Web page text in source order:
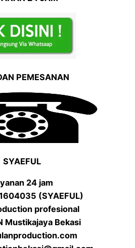
PEMESANAN
SYAEFUL
24 jam
(SYAEFUL)
profesional
Mustikajaya Bekasi